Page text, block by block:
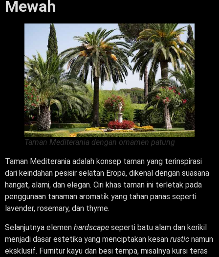
Mewah
Taman Mediterania dengan ornamen patung
Taman Mediterania adalah konsep taman yang terinspirasi
dari keindahan pesisir selatan Eropa, dikenal dengan suasana
hangat, alami, dan elegan. Ciri khas taman ini terletak pada
penggunaan tanaman aromatik yang tahan panas seperti
lavender, rosemary, dan thyme.
Selanjutnya elemen hardscape seperti batu alam dan kerikil
menjadi dasar estetika yang menciptakan kesan rustic namun
eksklusif. Furnitur kayu dan besi tempa, misalnya kursi teras